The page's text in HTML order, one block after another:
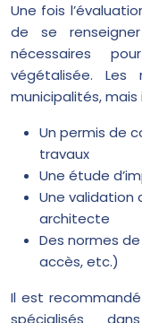
Une fois
de se
nécessaires
végétalisée. Les
municipalités,
Un permis de
travaux
Une étude
Une validation
architecte
Des normes
accès, etc.)
Il est
spécialisés